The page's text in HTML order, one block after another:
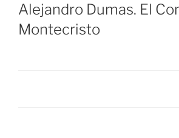
Alejandro Dumas. El
Montecristo